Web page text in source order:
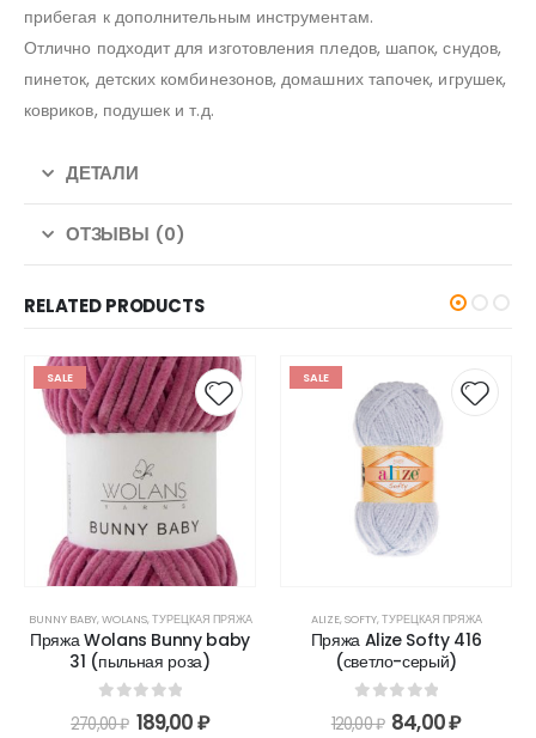
прибегая к дополнительным инструментам.
Отлично подходит для изготовления пледов, шапок, снудов,
пинеток, детских комбинезонов, домашних тапочек, игрушек,
ковриков, подушек и т.д.
ДЕТАЛИ
ОТЗЫВЫ (0)
RELATED PRODUCTS
SALE
BUNNY BABY,WOLANS,ТУРЕЦКАЯ ПРЯЖА
Пряжа Wolans Bunny baby
31 (пыльная роза)
out of 5
270,00₽ 189,00₽
SALE
ALIZE,SOFTY,ТУРЕЦКАЯ ПРЯЖА
Пряжа Alize Softy 416
(светло-серый)
out of 5
120,00₽ 84,00₽